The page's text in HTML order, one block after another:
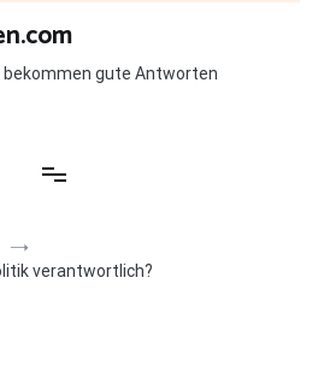
bekommen gute Antworten
verantwortlich?